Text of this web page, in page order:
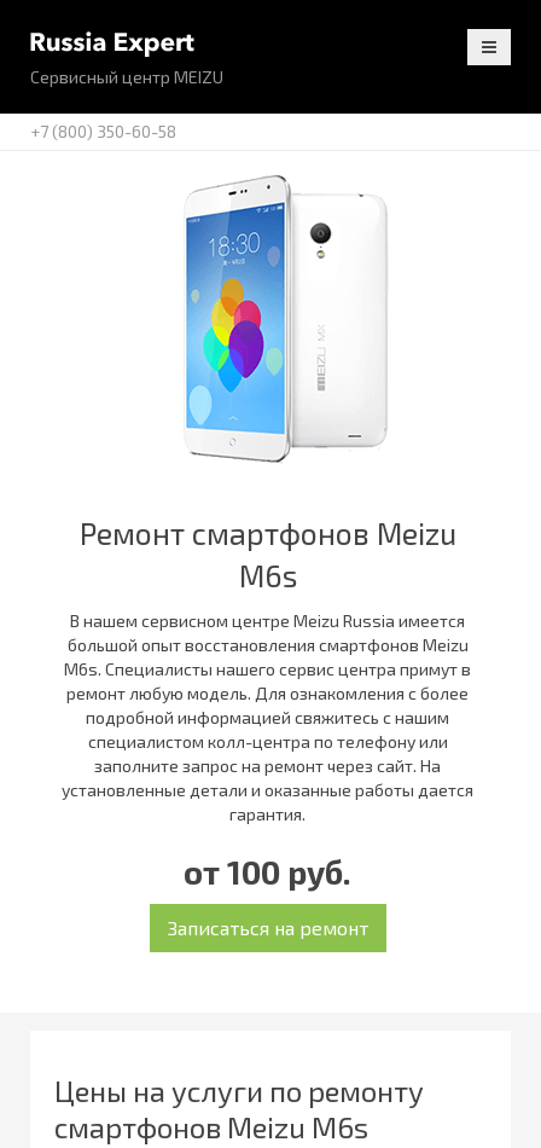
Сервисный центр MEIZU
+7 (800) 350-60-58
Ремонт смартфонов Meizu
M6s
В нашем сервисном центре Meizu Russia имеется
большой опыт восстановления смартфонов Meizu
M6s. Специалисты нашего сервис центра примут в
ремонт любую модель. Для ознакомления с более
подробной информацией свяжитесь с нашим
специалистом колл-центра по телефону или
заполните запрос на ремонт через сайт. На
установленные детали и оказанные работы дается
гарантия.
от 100 руб.
Цены на услуги по ремонту
смартфонов Meizu M6s